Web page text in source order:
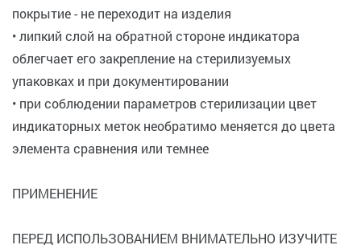
покрытие - не переходит на изделия
• липкий слой на обратной стороне индикатора
облегчает его закрепление на стерилизуемых
упаковках и при документировании
• при соблюдении параметров стерилизации цвет
индикаторных меток необратимо меняется до цвета
элемента сравнения или темнее
ПРИМЕНЕНИЕ
ПЕРЕД ИСПОЛЬЗОВАНИЕМ ВНИМАТЕЛЬНО ИЗУЧИТЕ